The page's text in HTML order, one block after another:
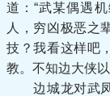
道：“武某偶遇
人，穷凶极恶之
技？我看这样吧
教。不知边大侠
边城龙对武凤